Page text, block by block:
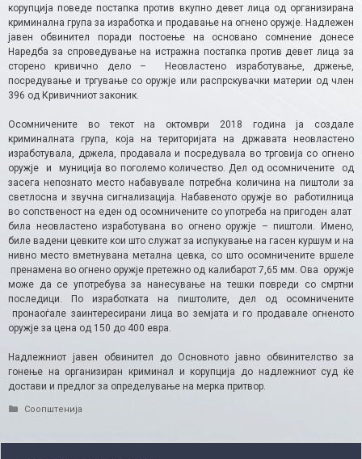
корупција поведе постапка против вкупно девет лица од организирана
криминална група за изработка и продавање на огнено оружје. Надлежен
јавен обвинител поради постоење на основано сомнение донесе
Наредба за спроведување на истражна постапка против девет лица за
сторено кривично дело – Неовластено изработување, држење,
посредување и тргување со оружје или распрскувачки материи од член
396 од Кривичниот законик.
Осомничените во текот на октомври 2018 година ја создале
криминалната група, која на територијата на државата неовластено
изработувала, држела, продавала и посредувала во трговија со огнено
оружје и муниција во поголемо количество. Дел од осомничените од
засега непознато место набавувале потребна количина на пиштоли за
светлосна и звучна сигнализација. Набавеното оружје во работилница
во сопственост на еден од осомничените со употреба на пригоден алат
била неовластено изработувана во огнено оружје – пиштоли. Имено,
биле вадени цевките кои што служат за испукување на гасен куршум и на
нивно место вметнувана метална цевка, со што осомничените вршеле
пренамена во огнено оружје претежно од калибарот 7,65 мм. Ова оружје
може да се употребува за нанесување на тешки повреди со смртни
последици. По изработката на пиштолите, дел од осомничените
пронаоѓале заинтересирани лица во земјата и го продавале огненото
оружје за цена од 150 до 400 евра.
Надлежниот јавен обвинител до Основното јавно обвинителство за
гонење на организиран криминал и корупција до надлежниот суд ќе
достави и предлог за определување на мерка притвор.
Categories
Соопштенија